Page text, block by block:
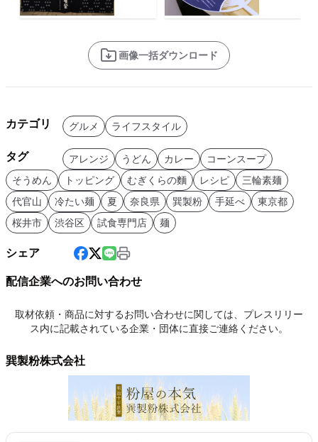
画像一括ダウンロード
カテゴリ グルメ ライフスタイル
タグ アレンジ うどん カレー
コーンスープ
そうめん
トッピング むぎくらの麵 レシピ
三輪素麺
代官山
冷たい麺 夏 奈良県 巽製粉 手延べ
東京都
桜井市
渋谷区 試食専門店 麺
シェア
配信企業へのお問い合わせ
取材依頼・商品に対するお問い合わせに関しては、プレスリリー
ス内に記載されている企業・団体に直接ご連絡ください。
巽製粉株式会社